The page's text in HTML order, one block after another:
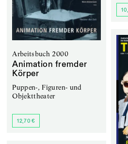
Arbeitsbuch 2000
Animation fremder
Körper
Puppen-, Figuren- und
Objekttheater
12,70 €